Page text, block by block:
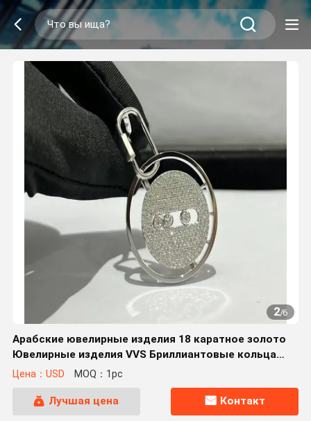
2/6
Арабские ювелирные изделия 18 каратное золото
Ювелирные изделия VVS Бриллиантовые кольца
помолвки
Цена：USD MOQ：1pc
Лучшая цена Контакт